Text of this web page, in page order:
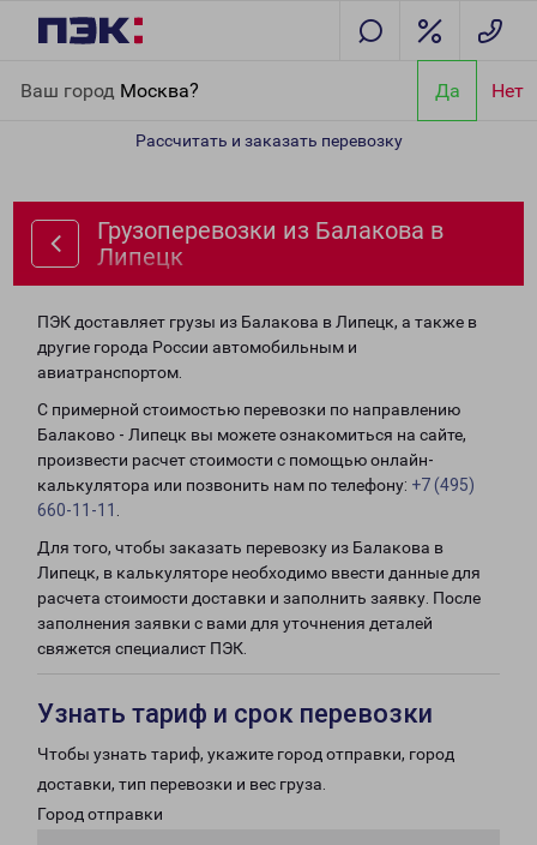
Ваш город Москва? Да Нет
Рассчитать и заказать перевозку
Грузоперевозки из Балакова в
Липецк
ПЭК доставляет грузы из Балакова в Липецк, а также в
другие города России автомобильным и
авиатранспортом.
С примерной стоимостью перевозки по направлению
Балаково - Липецк вы можете ознакомиться на сайте,
произвести расчет стоимости с помощью онлайн-
калькулятора или позвонить нам по телефону: +7 (495)
660-11-11
Для того, чтобы заказать перевозку из Балакова в
Липецк, в калькуляторе необходимо ввести данные для
расчета стоимости доставки и заполнить заявку. После
заполнения заявки с вами для уточнения деталей
свяжется специалист ПЭК.
Узнать тариф и срок перевозки
Чтобы узнать тариф, укажите город отправки, город
доставки, тип перевозки и вес груза.
Город отправки